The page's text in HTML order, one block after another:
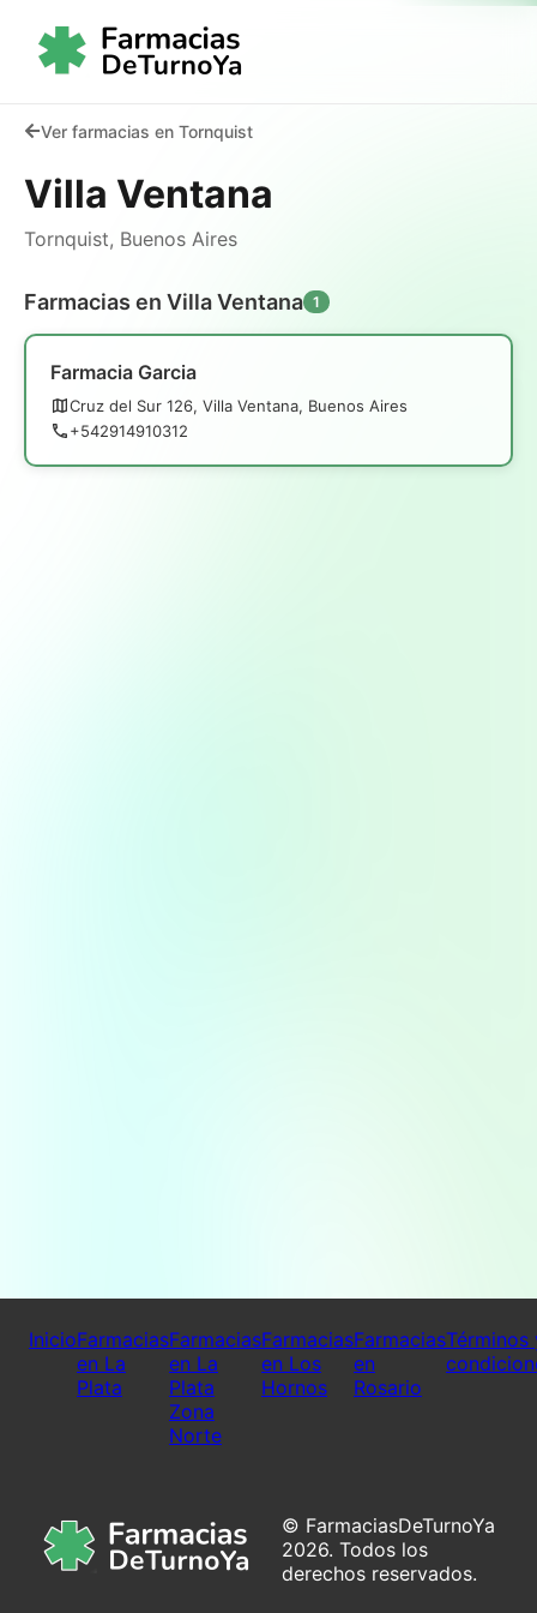
Ver farmacias en Tornquist
Villa Ventana
Tornquist, Buenos Aires
Farmacias en Villa Ventana 1
Farmacia Garcia
Cruz del Sur 126, Villa Ventana, Buenos Aires
+542914910312
InicioFarmacias
en La
Plata
Farmacias
en La
Plata
Zona
Norte
Farmacias
en Los
Hornos
Farmacias
en
Rosario
Términos
© FarmaciasDeTurnoYa
2026. Todos los
derechos reservados.